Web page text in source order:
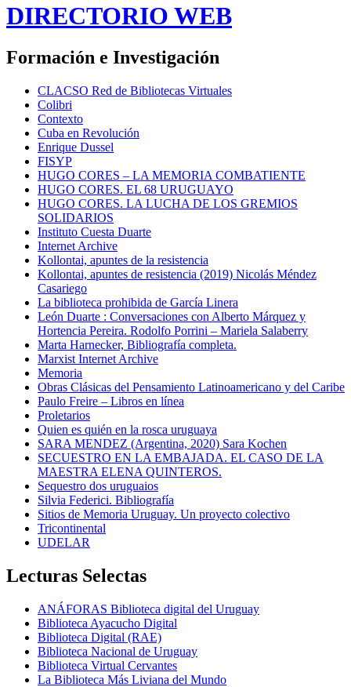
DIRECTORIO WEB
Formación e Investigación
CLACSO Red de Bibliotecas Virtuales
Colibri
Contexto
Cuba en Revolución
Enrique Dussel
FISYP
HUGO CORES – LA MEMORIA COMBATIENTE
HUGO CORES. EL 68 URUGUAYO
HUGO CORES. LA LUCHA DE LOS GREMIOS
SOLIDARIOS
Instituto Cuesta Duarte
Internet Archive
Kollontai, apuntes de la resistencia
Kollontai, apuntes de resistencia (2019) Nicolás Méndez
Casariego
La biblioteca prohibida de García Linera
León Duarte : Conversaciones con Alberto Márquez y
Hortencia Pereira. Rodolfo Porrini – Mariela Salaberry
Marta Harnecker, Bibliografía completa.
Marxist Internet Archive
Memoria
Obras Clásicas del Pensamiento Latinoamericano y del Caribe
Paulo Freire – Libros en línea
Proletarios
Quien es quién en la rosca uruguaya
SARA MENDEZ (Argentina, 2020) Sara Kochen
SECUESTRO EN LA EMBAJADA. EL CASO DE LA
MAESTRA ELENA QUINTEROS.
Sequestro dos uruguaios
Silvia Federici. Bibliografía
Sitios de Memoria Uruguay. Un proyecto colectivo
Tricontinental
UDELAR
Lecturas Selectas
ANÁFORAS Biblioteca digital del Uruguay
Biblioteca Ayacucho Digital
Biblioteca Digital (RAE)
Biblioteca Nacional de Uruguay
Biblioteca Virtual Cervantes
La Biblioteca Más Liviana del Mundo